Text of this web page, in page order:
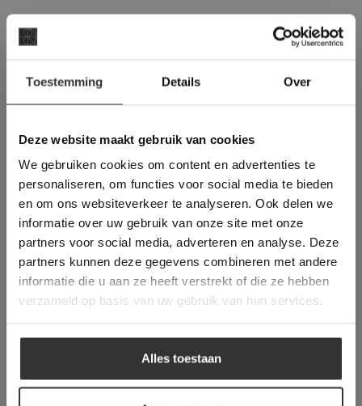
Toestemming Details Over
Deze website maakt gebruik van cookies
We gebruiken cookies om content en advertenties te
personaliseren, om functies voor social media te bieden
en om ons websiteverkeer te analyseren. Ook delen we
informatie over uw gebruik van onze site met onze
partners voor social media, adverteren en analyse. Deze
partners kunnen deze gegevens combineren met andere
informatie die u aan ze heeft verstrekt of die ze hebben
verzameld op basis van uw gebruik van hun services.
Alles toestaan
#1 in de categorie vloeren op Trustpilot
Binnen 24 uur een passende offerte
Meer dan 500 m2 showroom
Deze website maakt
gebruik van cookies.
This Cookie Banner was deleted and is no
longer working. Please contact the website
administrator.
Deze website gebruikt cookies om de
gebruikerservaring te verbeteren. Door
gebruik te maken van onze website geeft u
toestemming voor alle cookies in
overeenstemming met ons cookiebeleid.Lees
verder
ALLES ACCEPTEREN
ALLES AFWIJZEN
DETAILS WEERGEVEN